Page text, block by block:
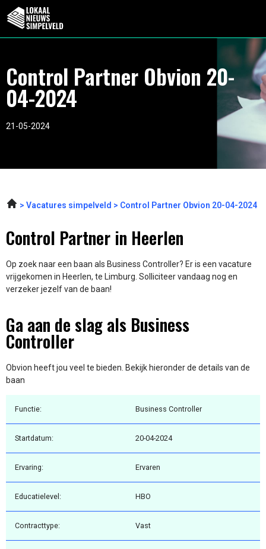
Control Partner Obvion 20-
04-2024
21-05-2024
Vacatures simpelveld Control Partner Obvion 20-04-2024
Control Partner in Heerlen
Op zoek naar een baan als Business Controller? Er is een vacature
vrijgekomen in Heerlen, te Limburg. Solliciteer vandaag nog en
verzeker jezelf van de baan!
Ga aan de slag als Business
Controller
Obvion heeft jou veel te bieden. Bekijk hieronder de details van de
baan
Functie: Business Controller
Startdatum: 20-04-2024
Ervaring: Ervaren
Educatielevel: HBO
Contracttype: Vast